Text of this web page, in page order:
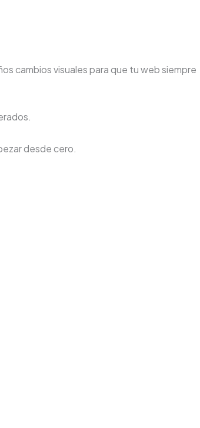
cambios visuales para que tu web siempre
desde cero.